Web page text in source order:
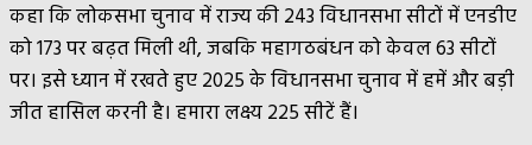
कहा कि लोकसभा चुनाव में राज्य की 243 विधानसभा सीटों में एनडीए
को 173 पर बढ़त मिली थी, जबकि महागठबंधन को केवल 63 सीटों
पर। इसे ध्यान में रखते हुए 2025 के विधानसभा चुनाव में हमें और बड़ी
जीत हासिल करनी है। हमारा लक्ष्य 225 सीटें हैं।